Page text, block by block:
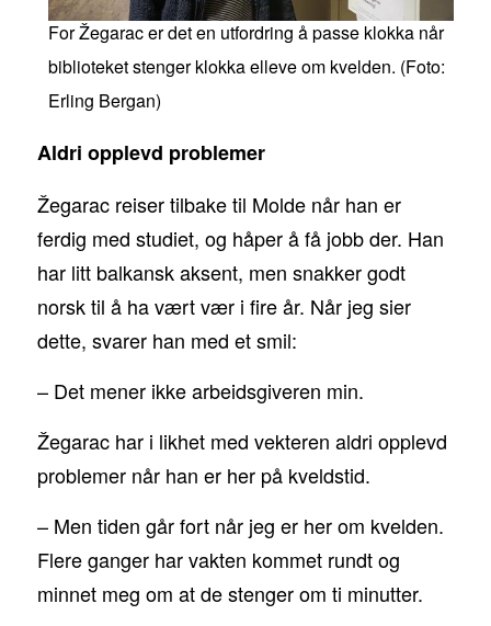
For Žegarac er det en utfordring å passe klokka når
biblioteket stenger klokka elleve om kvelden. (Foto:
Erling Bergan)
Aldri opplevd problemer
Žegarac reiser tilbake til Molde når han er
ferdig med studiet, og håper å få jobb der. Han
har litt balkansk aksent, men snakker godt
norsk til å ha vært vær i fire år. Når jeg sier
dette, svarer han med et smil:
– Det mener ikke arbeidsgiveren min.
Žegarac har i likhet med vekteren aldri opplevd
problemer når han er her på kveldstid.
– Men tiden går fort når jeg er her om kvelden.
Flere ganger har vakten kommet rundt og
minnet meg om at de stenger om ti minutter.